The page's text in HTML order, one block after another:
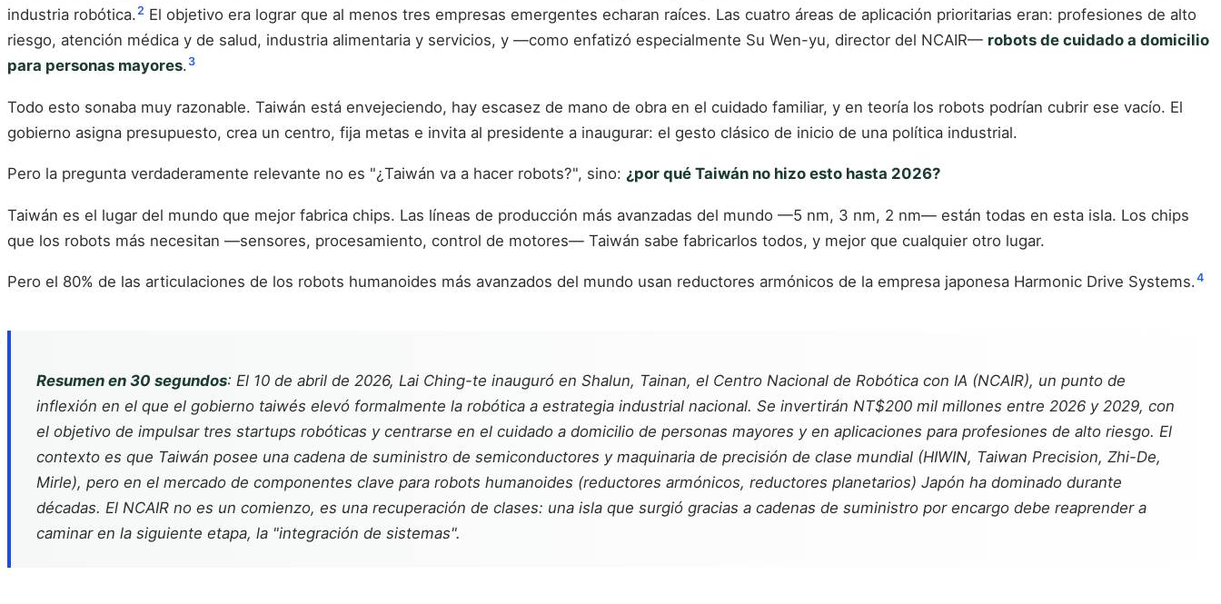
industria robótica.2 El objetivo era lograr que al menos tres empresas emergentes echaran raíces. Las cuatro áreas de aplicación prioritarias eran: profesiones de alto
riesgo, atención médica y de salud, industria alimentaria y servicios, y —como enfatizó especialmente Su Wen-yu, director del NCAIR— robots de cuidado a domicilio
para personas mayores. 3
Todo esto sonaba muy razonable. Taiwán está envejeciendo, hay escasez de mano de obra en el cuidado familiar, y en teoría los robots podrían cubrir ese vacío. El
gobierno asigna presupuesto, crea un centro, fija metas e invita al presidente a inaugurar: el gesto clásico de inicio de una política industrial.
Pero la pregunta verdaderamente relevante no es "¿Taiwán va a hacer robots?", sino: ¿por qué Taiwán no hizo esto hasta 2026?
Taiwán es el lugar del mundo que mejor fabrica chips. Las líneas de producción más avanzadas del mundo —5 nm, 3 nm, 2 nm— están todas en esta isla. Los chips
que los robots más necesitan —sensores, procesamiento, control de motores— Taiwán sabe fabricarlos todos, y mejor que cualquier otro lugar.
Pero el 80% de las articulaciones de los robots humanoides más avanzados del mundo usan reductores armónicos de la empresa japonesa Harmonic Drive Systems.4
Resumen en 30 segundos: El 10 de abril de 2026, Lai Ching-te inauguró en Shalun, Tainan, el Centro Nacional de Robótica con IA (NCAIR), un punto de
inflexión en el que el gobierno taiwés elevó formalmente la robótica a estrategia industrial nacional. Se invertirán NT$200 mil millones entre 2026 y 2029, con
el objetivo de impulsar tres startups robóticas y centrarse en el cuidado a domicilio de personas mayores y en aplicaciones para profesiones de alto riesgo. El
contexto es que Taiwán posee una cadena de suministro de semiconductores y maquinaria de precisión de clase mundial (HIWIN, Taiwan Precision, Zhi-De,
Mirle), pero en el mercado de componentes clave para robots humanoides (reductores armónicos, reductores planetarios) Japón ha dominado durante
décadas. El NCAIR no es un comienzo, es una recuperación de clases: una isla que surgió gracias a cadenas de suministro por encargo debe reaprender a
caminar en la siguiente etapa, la "integración de sistemas".